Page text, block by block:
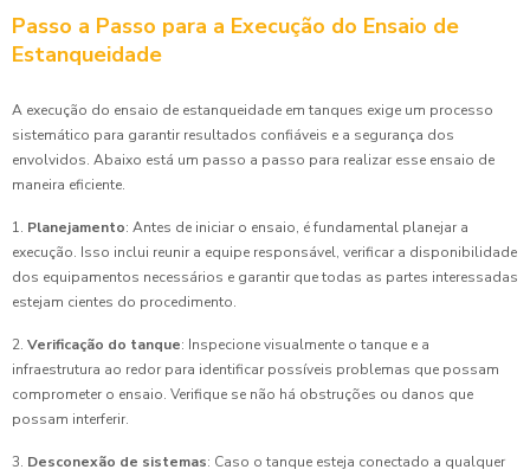
Passo a Passo para a Execução do Ensaio de
Estanqueidade
A execução do ensaio de estanqueidade em tanques exige um processo
sistemático para garantir resultados confiáveis e a segurança dos
envolvidos. Abaixo está um passo a passo para realizar esse ensaio de
maneira eficiente.
1. Planejamento: Antes de iniciar o ensaio, é fundamental planejar a
execução. Isso inclui reunir a equipe responsável, verificar a disponibilidade
dos equipamentos necessários e garantir que todas as partes interessadas
estejam cientes do procedimento.
2. Verificação do tanque: Inspecione visualmente o tanque e a
infraestrutura ao redor para identificar possíveis problemas que possam
comprometer o ensaio. Verifique se não há obstruções ou danos que
possam interferir.
3. Desconexão de sistemas: Caso o tanque esteja conectado a qualquer